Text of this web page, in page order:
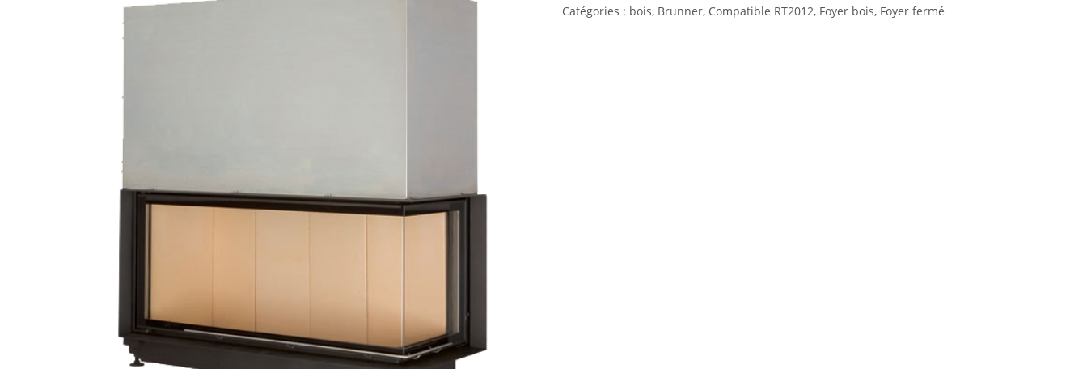
Catégories : bois, Brunner, Compatible RT2012, Foyer bois, Foyer fermé